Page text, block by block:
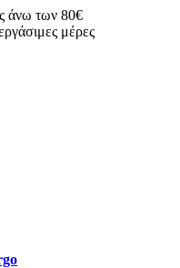
άνω των 80€
μέρες